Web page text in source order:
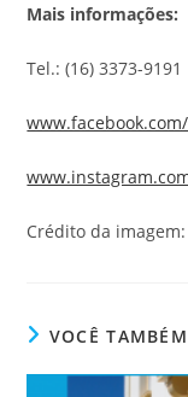
Mais informações:
Tel.: (16) 3373-9191
Crédito da
VOCÊ